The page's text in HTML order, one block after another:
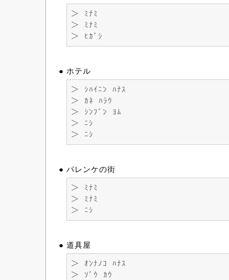
＞ ﾐﾅﾐ
＞ ﾐﾅﾐ
＞ ﾋｶﾞｼ
● ホテル
＞ ｼﾊｲﾆﾝ ﾊﾅｽ
＞ ｶﾈ ﾊﾗｳ
＞ ｼﾝﾌﾞﾝ ﾖﾑ
＞ ﾆｼ
＞ ﾆｼ
● パレンケの街
＞ ﾐﾅﾐ
＞ ﾐﾅﾐ
＞ ﾆｼ
● 道具屋
＞ ｵﾝﾅﾉｺ ﾊﾅｽ
＞ ｿﾞｳ ｶｳ